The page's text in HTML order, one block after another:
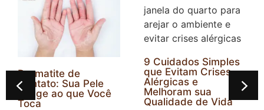
Dermatite de
Contato: Sua Pele
Reage ao que Você
Toca
9 Cuidados Simples
que Evitam Crises
Alérgicas e
Melhoram sua
Qualidade de Vida